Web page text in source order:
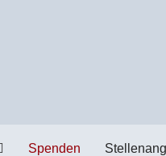
Spenden